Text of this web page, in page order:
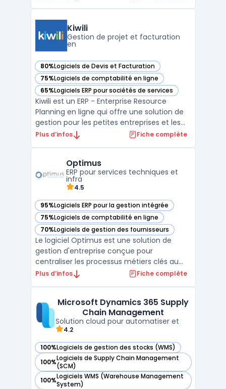
permettant une gestion souple et une
personnalisation en pr ...
Kiwili
Gestion de projet et facturation
en
80%Logiciels de Devis et Facturation
— voir Kiwili dans cette catégorie
75%Logiciels de comptabilité en ligne
— voir Kiwili dans cette catégorie
65%Logiciels ERP pour sociétés de services
— voir Kiwili dans cette catégorie
Kiwili est un ERP - Enterprise Resource
Planning en ligne qui offre une solution de
gestion pour les petites entreprises et les
travailleurs autonomes. Kiwili permet une
création de devis, la gestion de stock et la g
...
Plus d’infos Fiche complète
Optimus
ERP pour services techniques et
infra
4.5
95%Logiciels ERP pour la gestion intégrée
— voir Optimus dans cette catégorie
75%Logiciels de comptabilité en ligne
— voir Optimus dans cette catégorie
70%Logiciels de gestion des fournisseurs
— voir Optimus dans cette catégorie
Le logiciel Optimus est une solution de
gestion d'entreprise conçue pour
centraliser les processus métiers clés au
sein d’une plateforme unique. Accessible
son interface intuitive et ses modules
interconnectés. Cette ...
Plus d’infos Fiche complète
Microsoft Dynamics 365 Supply
Chain Management
Solution cloud pour automatiser et
4.2
100%Logiciels de gestion des stocks (WMS)
— voir Microsoft Dynamics 365 Supply Chain Management
100%Logiciels de Supply Chain Management
(SCM)
— voir Microsoft Dynamics 365 Supply Chain
100%Logiciels WMS (Warehouse Management
System)
— voir Microsoft Dynamics 365 Supply Chain